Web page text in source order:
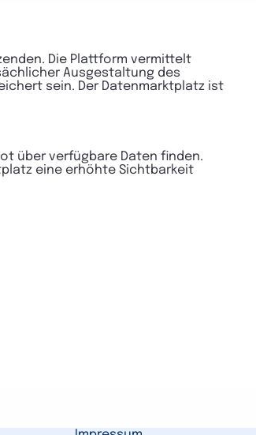
Die Plattform vermittelt
Ausgestaltung des
sein. Der Datenmarktplatz ist
über verfügbare Daten finden.
eine erhöhte Sichtbarkeit